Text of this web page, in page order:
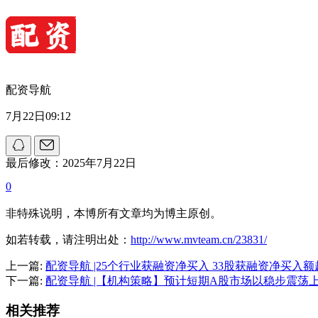
配资导航
7月22日09:12
最后修改：2025年7月22日
0
非特殊说明，本博所有文章均为博主原创。
如若转载，请注明出处： http://www.mvteam.cn/23831/
上一篇: 配资导航 |25个行业获融资净买入 33股获融资净买入额
下一篇: 配资导航 |【机构策略】预计短期A股市场以稳步震荡
相关推荐